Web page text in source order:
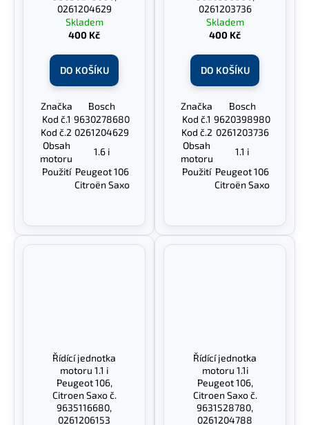
0261204629
Skladem
400 Kč
DO KOŠÍKU
Značka
Bosch
Kod č.1 9630278680
Kod č.2 0261204629
Obsah
motoru
1.6 i
Použití Peugeot 106
Citroën Saxo
0261203736
Skladem
400 Kč
DO KOŠÍKU
Značka
Bosch
Kod č.1 9620398980
Kod č.2 0261203736
Obsah
motoru
1.1 i
Použití Peugeot 106
Citroën Saxo
Řídící jednotka
motoru 1.1 i
Peugeot 106,
Citroen Saxo č.
9635116680,
0261206153
Řídící jednotka
motoru 1.1i
Peugeot 106,
Citroen Saxo č.
9631528780,
0261204788